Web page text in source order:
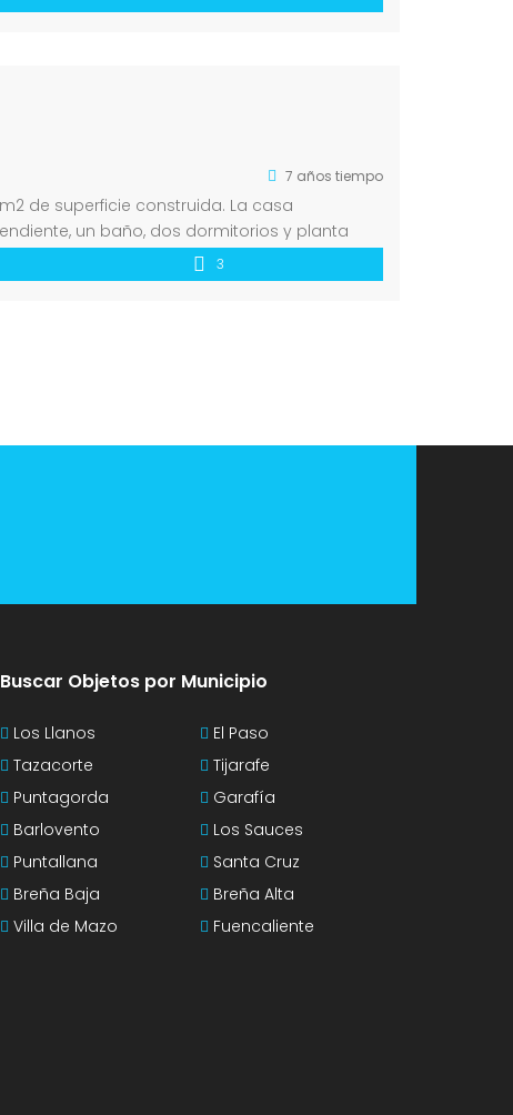
7 años tiempo
de superficie construida. La casa
un baño, dos dormitorios y planta
3
Buscar Objetos por Municipio
Los Llanos
El Paso
Tazacorte
Tijarafe
Puntagorda
Garafía
Barlovento
Los Sauces
Puntallana
Santa Cruz
Breña Baja
Breña Alta
Villa de Mazo
Fuencaliente